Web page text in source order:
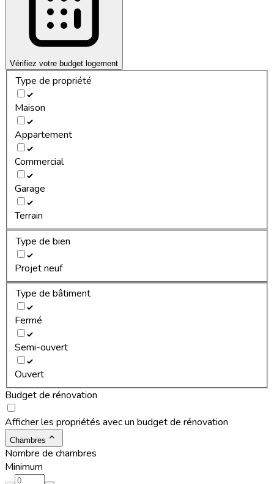
Vérifiez votre budget logement
Type de propriété
Maison
Appartement
Commercial
Garage
Terrain
Type de bien
Projet neuf
Type de bâtiment
Fermé
Semi-ouvert
Ouvert
Budget de rénovation
Afficher les propriétés avec un budget de rénovation
Chambres
Nombre de chambres
Minimum